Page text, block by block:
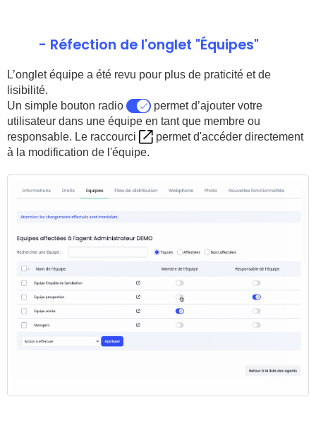
- Réfection de l'onglet "Équipes"
L’onglet équipe a été revu pour plus de praticité et de
lisibilité.
Un simple bouton radio
permet d’ajouter votre
utilisateur dans une équipe en tant que membre ou
responsable. Le raccourci
permet d'accéder directement
à la modification de l'équipe.